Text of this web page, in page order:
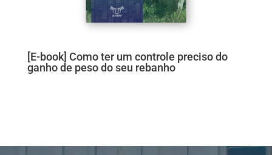
[E-book] Como ter um controle preciso do
ganho de peso do seu rebanho